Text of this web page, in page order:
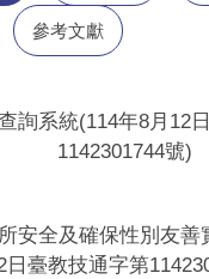
參考文獻
詢系統(114年8月12
1142301744號)
安全及確保性別友善
日臺教技通字第